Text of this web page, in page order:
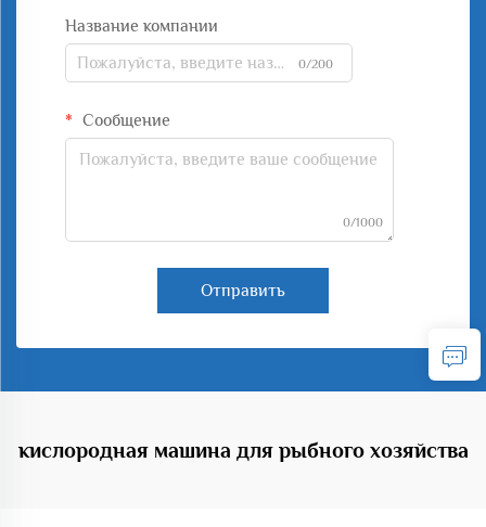
Название компании
0/200
Сообщение
0/1000
Отправить
кислородная машина для рыбного хозяйства